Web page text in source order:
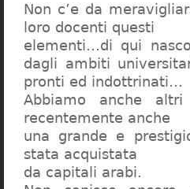
Non c’e da
loro docenti questi
elementi…di qui
dagli ambiti
pronti ed indottrinati…
Abbiamo anche
recentemente anche
una grande e
stata acquistata
da capitali arabi.